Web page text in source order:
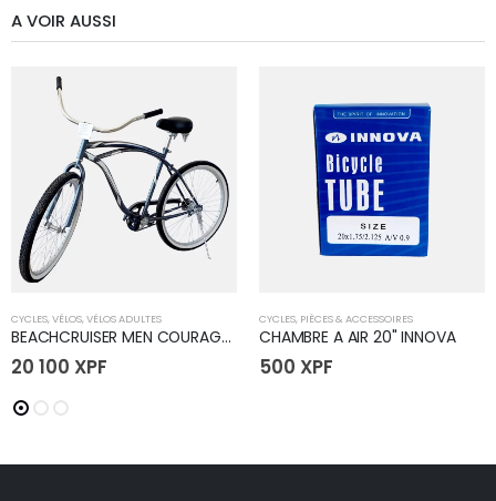
A VOIR AUSSI
CYCLES, VÉLOS, VÉLOS ADULTES
BEACHCRUISER MEN COURAGE B50
20 100 XPF
CYCLES, PIÈCES & ACCESSOIRES
CHAMBRE A AIR 20" INNOVA
500 XPF